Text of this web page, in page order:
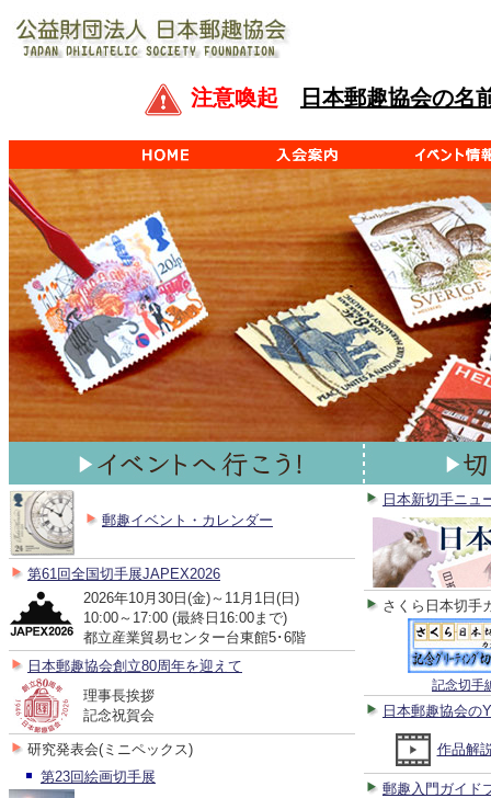
注意喚起 日本郵趣協会の名
郵趣イベント・カレンダー
第61回全国切手展JAPEX2026
2026年10月30日(金)～11月1日(日)
10:00～17:00 (最終日16:00まで)
都立産業貿易センター台東館5･6階
日本郵趣協会創立80周年を迎えて
理事長挨拶
記念祝賀会
研究発表会(ミニペックス)
第23回絵画切手展
日本新切手ニュ
さくら日本切手
記念切手
日本郵趣協会の
作品解
郵趣入門ガイド